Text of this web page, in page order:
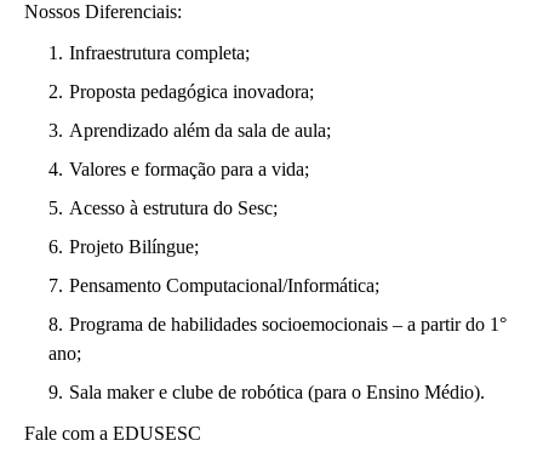
Nossos Diferenciais:
Infraestrutura completa;
Proposta pedagógica inovadora;
Aprendizado além da sala de aula;
Valores e formação para a vida;
Acesso à estrutura do Sesc;
Projeto Bilíngue;
Pensamento Computacional/Informática;
Programa de habilidades socioemocionais – a partir do 1°
ano;
Sala maker e clube de robótica (para o Ensino Médio).
Fale com a EDUSESC